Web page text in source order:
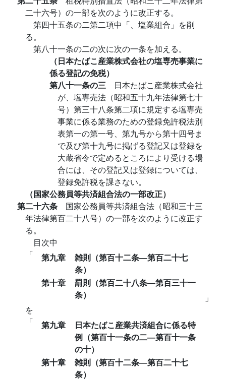
二十六号）の一部を次のように改正する。
第四十五条の二第二項中「、塩業組合」を削
る。
第八十一条の二の次に次の一条を加える。
（日本たばこ産業株式会社の塩専売事業に
係る登記の免税）
第八十一条の三 日本たばこ産業株式会社
が、塩専売法（昭和五十九年法律第七十
号）第三十八条第二項に規定する塩専売
事業に係る業務のための登録免許税法別
表第一の第一号、第九号から第十四号ま
で及び第十九号に掲げる登記又は登録を
大蔵省令で定めるところにより受ける場
合には、その登記又は登録については、
登録免許税を課さない。
（国家公務員等共済組合法の一部改正）
第二十六条 国家公務員等共済組合法（昭和三十三
年法律第百二十八号）の一部を次のように改正す
る。
目次中
「
第九章
雑則（第百十二条―第百二十七
条）
第十章
罰則（第百二十八条―第百三十一
条）
」
を
「
第九章
日本たばこ産業共済組合に係る特
例（第百十一条の二―第百十一条
の十）
第十章
雑則（第百十二条―第百二十七
条）